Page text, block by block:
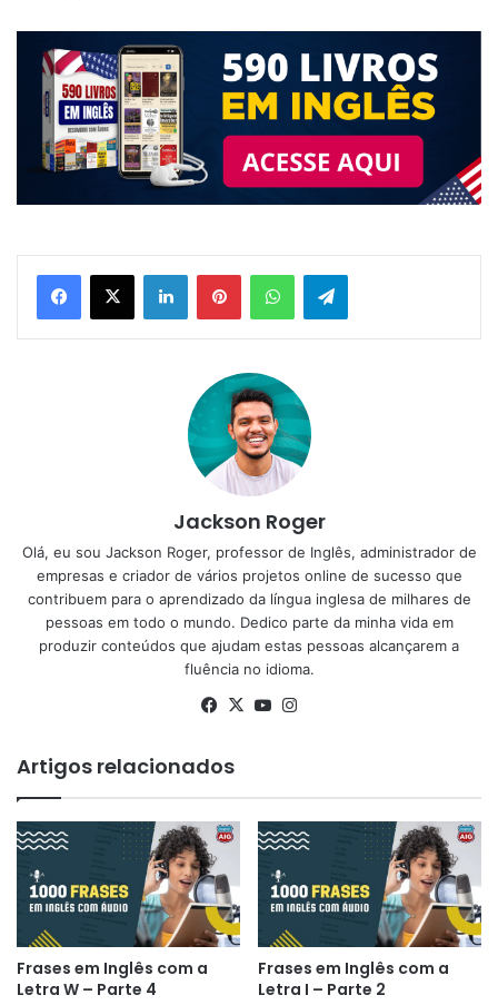
LinkedinPinterestWhatsAppTelegram
Jackson Roger
Olá, eu sou Jackson Roger, professor de Inglês, administrador de
empresas e criador de vários projetos online de sucesso que
contribuem para o aprendizado da língua inglesa de milhares de
pessoas em todo o mundo. Dedico parte da minha vida em
produzir conteúdos que ajudam estas pessoas alcançarem a
fluência no idioma.
Facebook
X YouTube
Artigos relacionados
Frases em Inglês com a
Letra W – Parte 4
Frases em Inglês com a
Letra I – Parte 2